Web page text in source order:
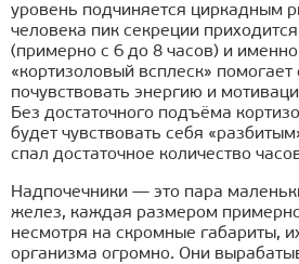
уровень подчиняется циркадным
человека пик секреции
(примерно с 6 до 8 часов) и именно
«кортизоловый всплеск» помогает
почувствовать энергию и
Без достаточного подъёма
будет чувствовать себя
спал достаточное количество
Надпочечники — это пара
желез, каждая размером
несмотря на скромные габариты,
организма огромно. Они